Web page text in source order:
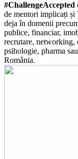
#ChallengeAccepted
de mentori implicați și
deja în domenii
publice, financiar,
recrutare, networking,
psihologie, pharma
România.